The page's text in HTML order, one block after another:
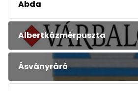
Abda
Albertkázmérpuszta
Ásványráró